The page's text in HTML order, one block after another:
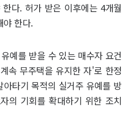
다. 허가 받은 이후에는 4개월
야 한다.
예를 받을 수 있는 매수자 요건
속 무주택을 유지한 자'로 한정
타기 목적의 실거주 유예를 방
의 기회를 확대하기 위한 조치